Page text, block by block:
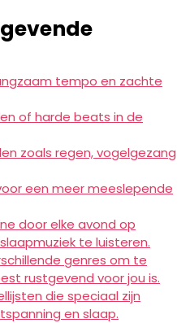
tempo en zachte
of harde beats in de
zoals regen, vogelgezang
een meer meeslepende
door elke avond op
te luisteren.
genres om te
rustgevend voor jou is.
die speciaal zijn
en slaap.